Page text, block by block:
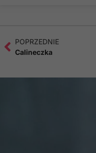
POPRZEDNIE
Calineczka